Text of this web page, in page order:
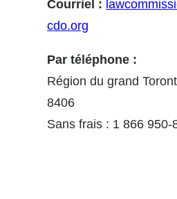
Courriel :
cdo.org
Par téléphone :
Région du grand
8406
Sans frais : 1 866 950-